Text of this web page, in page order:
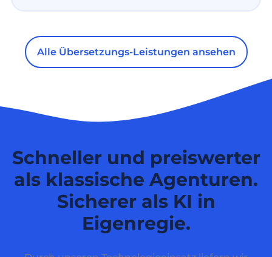
Alle Übersetzungs-Leistungen ansehen
Schneller und preiswerter
als klassische Agenturen.
Sicherer als KI in
Eigenregie.